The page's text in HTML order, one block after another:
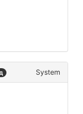
System